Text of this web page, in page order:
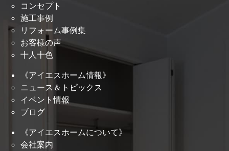
コンセプト
施工事例
リフォーム事例集
お客様の声
十人十色
《アイエスホーム情報》
ニュース＆トピックス
イベント情報
ブログ
《アイエスホームについて》
会社案内